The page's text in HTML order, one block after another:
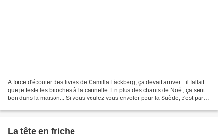
A force d'écouter des livres de Camilla Läckberg, ça devait arriver... il fallait
que je teste les brioches à la cannelle. En plus des chants de Noël, ça sent
bon dans la maison... Si vous voulez vous envoler pour la Suède, c'est par là
La tête en friche